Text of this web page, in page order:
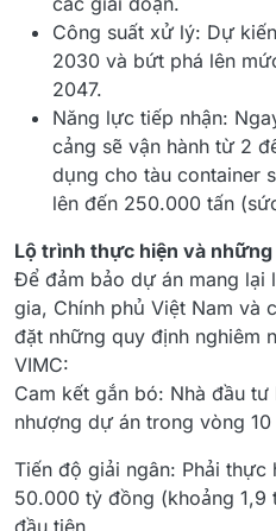
Công suất xử lý: Dự
2030 và bứt phá lên
2047.
Năng lực tiếp nhận:
cảng sẽ vận hành từ 2
dụng cho tàu container
lên đến 250.000 tấn
Lộ trình thực hiện và
Để đảm bảo dự án mang lại
gia, Chính phủ Việt Nam và
đặt những quy định nghiêm
VIMC:
Cam kết gắn bó: Nhà đầu
nhượng dự án trong vòng
Tiến độ giải ngân: Phải thực
50.000 tỷ đồng (khoảng 1,9
đầu tiên.